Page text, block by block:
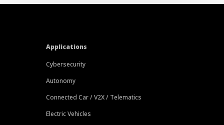
Applications
Cybersecurity
Autonomy
Connected Car / V2X / Telematics
Electric Vehicles